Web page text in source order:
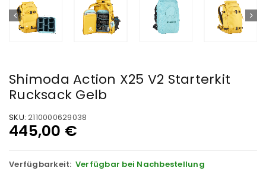
Shimoda Action X25 V2 Starterkit
Rucksack Gelb
SKU: 2110000629038
445,00 €
Verfügbarkeit: Verfügbar bei Nachbestellung